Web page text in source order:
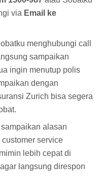
via Email ke
menghubungi call
sampaikan
ingin menutup polis
dengan
Zurich bisa segera
alasan
service
lebih cepat di
langsung direspon